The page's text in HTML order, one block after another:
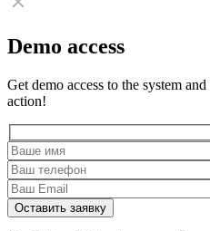
Demo access
Get demo access to the system
action!